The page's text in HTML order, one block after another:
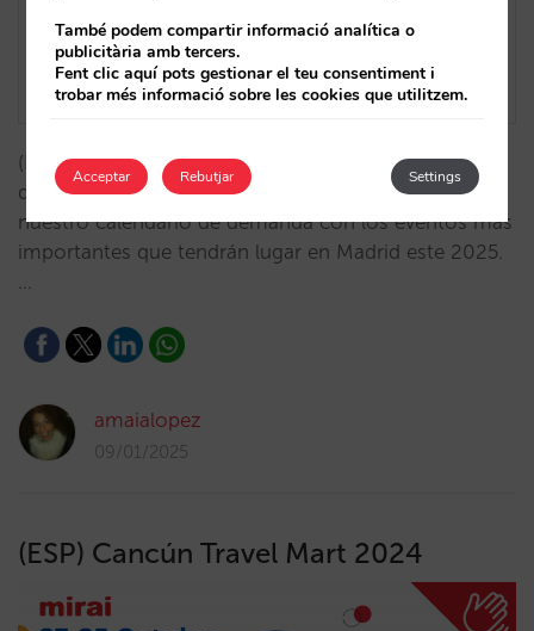
(ESP) Queremos ayudarte a optimizar tu estrategia
de venta directa. Hemos completado y actualizado
nuestro calendario de demanda con los eventos más
importantes que tendrán lugar en Madrid este 2025.
…
amaialopez
09/01/2025
(ESP) Cancún Travel Mart 2024
També podem compartir informació analítica o
publicitària amb tercers.
Fent clic aquí pots gestionar el teu consentiment i
trobar més informació sobre les cookies que utilitzem.
Acceptar Settings
Rebutjar